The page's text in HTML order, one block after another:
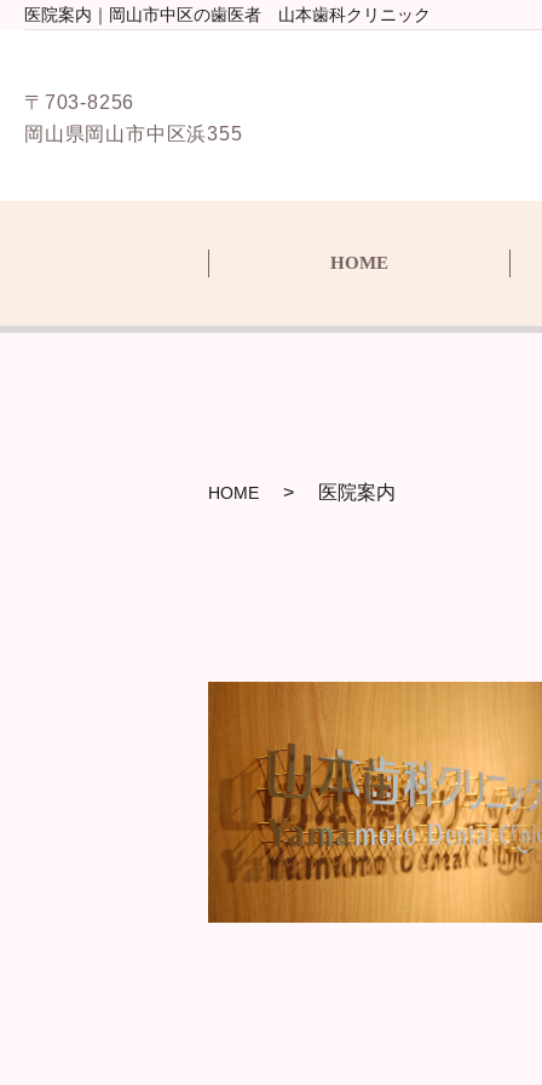
医院案内｜岡山市中区の歯医者 山本歯科クリニック
〒703-8256
岡山県岡山市中区浜355
HOME
HOME 医院案内